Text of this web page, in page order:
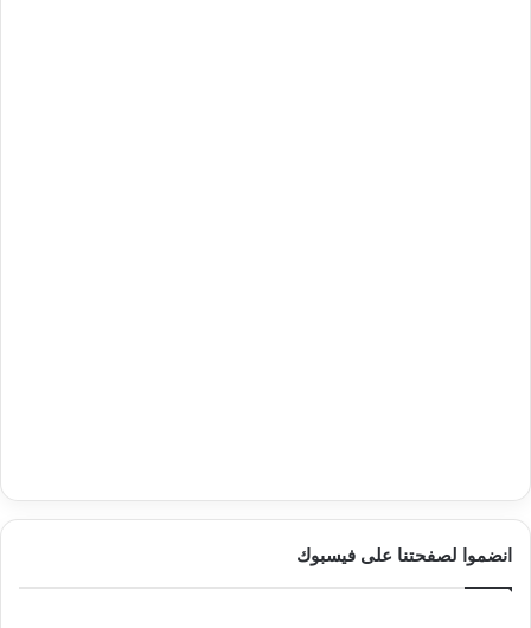
انضموا لصفحتنا على فيسبوك